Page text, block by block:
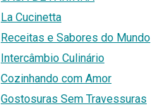
La Cucinetta
Receitas e Sabores do Mundo
Intercâmbio Culinário
Cozinhando com Amor
Gostosuras Sem Travessuras